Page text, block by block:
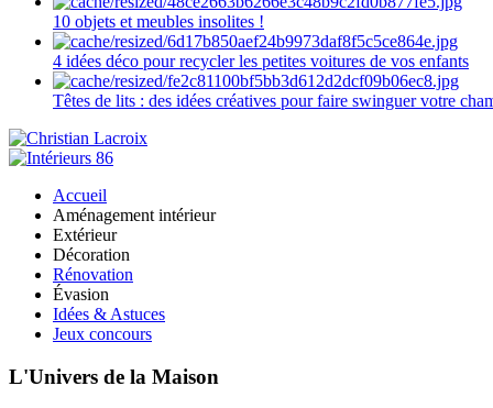
10 objets et meubles insolites !
4 idées déco pour recycler les petites voitures de vos enfants
Têtes de lits : des idées créatives pour faire swinguer votre
Accueil
Aménagement intérieur
Extérieur
Décoration
Rénovation
Évasion
Idées & Astuces
Jeux concours
L'Univers de la Maison